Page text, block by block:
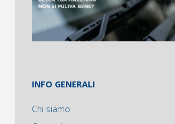
INFO GENERALI
Chi siamo